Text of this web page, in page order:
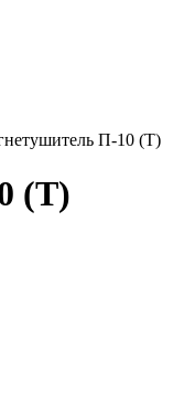
П-10 (T)
(T)